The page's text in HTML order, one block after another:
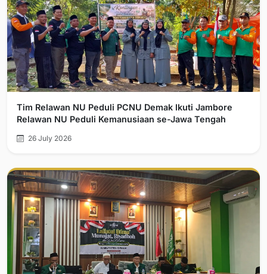
Tim Relawan NU Peduli PCNU Demak Ikuti Jambore
Relawan NU Peduli Kemanusiaan se-Jawa Tengah
26 July 2026